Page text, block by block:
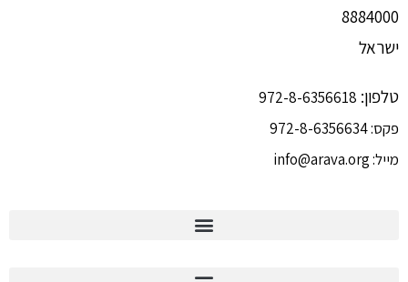
8884000
ישראל
טלפון: 972-8-6356618
פקס:972-8-6356634
מייל:info@arava.org